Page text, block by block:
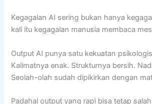
Kegagalan AI sering bukan hanya
kali itu kegagalan manusia membaca
Output AI punya satu kekuatan
Kalimatnya enak. Strukturnya bersih.
Seolah-olah sudah dipikirkan dengan
Padahal output yang rapi bisa tetap